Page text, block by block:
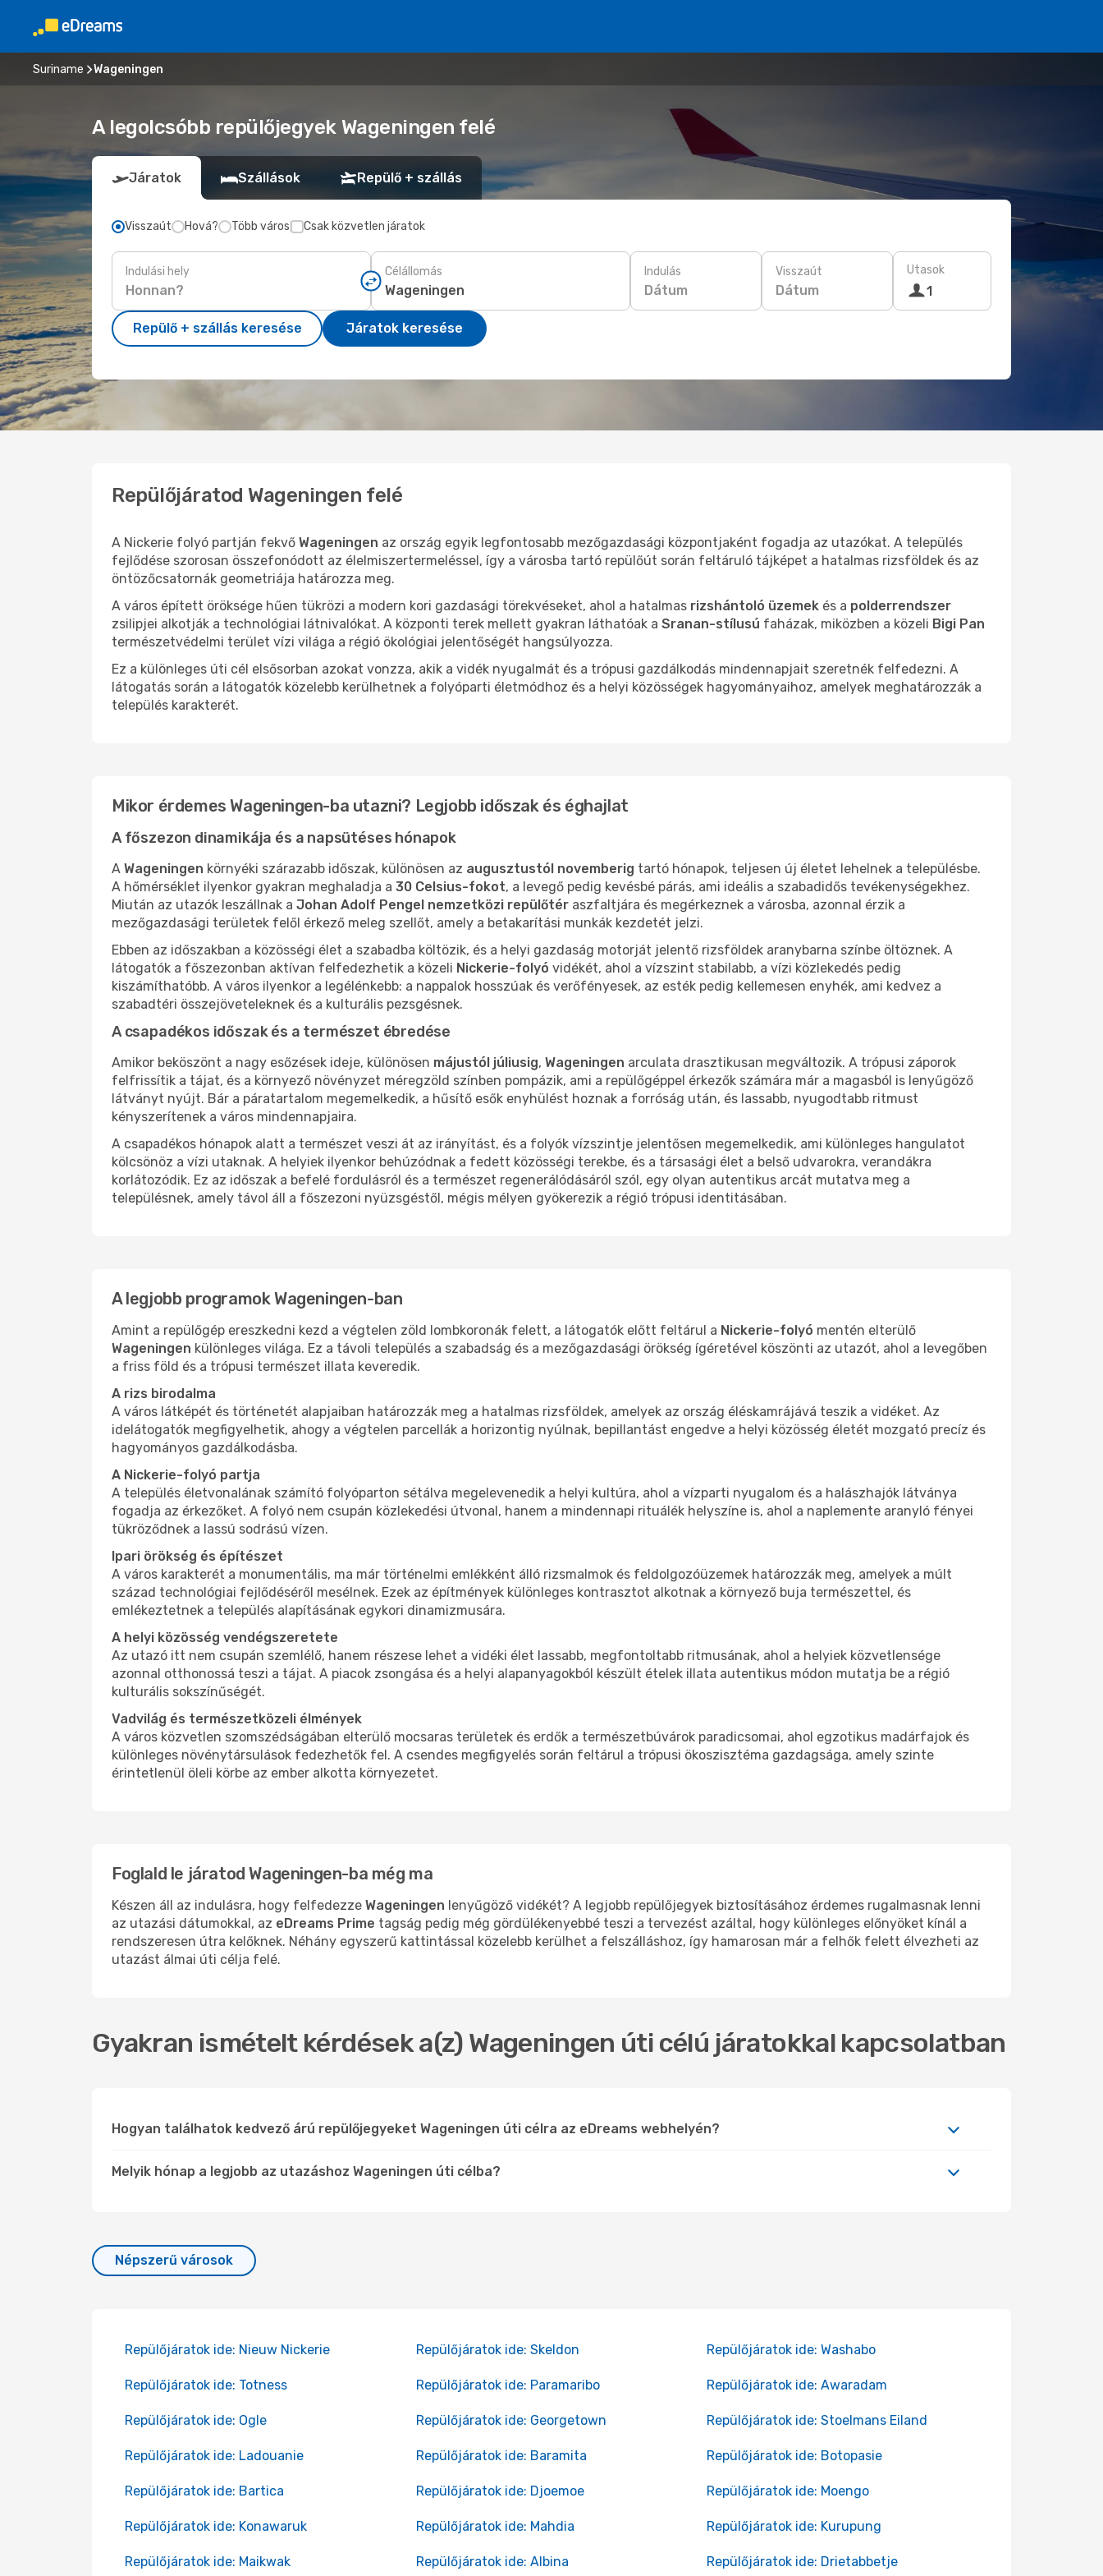
Suriname Wageningen
A legolcsóbb repülőjegyek Wageningen felé
Járatok Szállások Repülő + szállás
Visszaút Hová? Több város Csak közvetlen járatok
Indulási hely Célállomás Indulás
Dátum
Visszaút
Dátum
Utasok
1
Repülő + szállás keresése Járatok keresése
Repülőjáratod Wageningen felé
A Nickerie folyó partján fekvő Wageningen az ország egyik legfontosabb mezőgazdasági központjaként fogadja az utazókat. A település
fejlődése szorosan összefonódott az élelmiszertermeléssel, így a városba tartó repülőút során feltáruló tájképet a hatalmas rizsföldek és az
öntözőcsatornák geometriája határozza meg.
A város épített öröksége hűen tükrözi a modern kori gazdasági törekvéseket, ahol a hatalmas rizshántoló üzemek és a polderrendszer
zsilipjei alkotják a technológiai látnivalókat. A központi terek mellett gyakran láthatóak a Sranan-stílusú faházak, miközben a közeli Bigi Pan
természetvédelmi terület vízi világa a régió ökológiai jelentőségét hangsúlyozza.
Ez a különleges úti cél elsősorban azokat vonzza, akik a vidék nyugalmát és a trópusi gazdálkodás mindennapjait szeretnék felfedezni. A
látogatás során a látogatók közelebb kerülhetnek a folyóparti életmódhoz és a helyi közösségek hagyományaihoz, amelyek meghatározzák a
település karakterét.
Mikor érdemes Wageningen-ba utazni? Legjobb időszak és éghajlat
A főszezon dinamikája és a napsütéses hónapok
A Wageningen környéki szárazabb időszak, különösen az augusztustól novemberig tartó hónapok, teljesen új életet lehelnek a településbe.
A hőmérséklet ilyenkor gyakran meghaladja a 30 Celsius-fokot, a levegő pedig kevésbé párás, ami ideális a szabadidős tevékenységekhez.
Miután az utazók leszállnak a Johan Adolf Pengel nemzetközi repülőtér aszfaltjára és megérkeznek a városba, azonnal érzik a
mezőgazdasági területek felől érkező meleg szellőt, amely a betakarítási munkák kezdetét jelzi.
Ebben az időszakban a közösségi élet a szabadba költözik, és a helyi gazdaság motorját jelentő rizsföldek aranybarna színbe öltöznek. A
látogatók a főszezonban aktívan felfedezhetik a közeli Nickerie-folyó vidékét, ahol a vízszint stabilabb, a vízi közlekedés pedig
kiszámíthatóbb. A város ilyenkor a legélénkebb: a nappalok hosszúak és verőfényesek, az esték pedig kellemesen enyhék, ami kedvez a
szabadtéri összejöveteleknek és a kulturális pezsgésnek.
A csapadékos időszak és a természet ébredése
Amikor beköszönt a nagy esőzések ideje, különösen májustól júliusig, Wageningen arculata drasztikusan megváltozik. A trópusi záporok
felfrissítik a tájat, és a környező növényzet méregzöld színben pompázik, ami a repülőgéppel érkezők számára már a magasból is lenyűgöző
látványt nyújt. Bár a páratartalom megemelkedik, a hűsítő esők enyhülést hoznak a forróság után, és lassabb, nyugodtabb ritmust
kényszerítenek a város mindennapjaira.
A csapadékos hónapok alatt a természet veszi át az irányítást, és a folyók vízszintje jelentősen megemelkedik, ami különleges hangulatot
kölcsönöz a vízi utaknak. A helyiek ilyenkor behúzódnak a fedett közösségi terekbe, és a társasági élet a belső udvarokra, verandákra
korlátozódik. Ez az időszak a befelé fordulásról és a természet regenerálódásáról szól, egy olyan autentikus arcát mutatva meg a
településnek, amely távol áll a főszezoni nyüzsgéstől, mégis mélyen gyökerezik a régió trópusi identitásában.
A legjobb programok Wageningen-ban
Amint a repülőgép ereszkedni kezd a végtelen zöld lombkoronák felett, a látogatók előtt feltárul a Nickerie-folyó mentén elterülő
Wageningen különleges világa. Ez a távoli település a szabadság és a mezőgazdasági örökség ígéretével köszönti az utazót, ahol a levegőben
a friss föld és a trópusi természet illata keveredik.
A rizs birodalma
A város látképét és történetét alapjaiban határozzák meg a hatalmas rizsföldek, amelyek az ország éléskamrájává teszik a vidéket. Az
idelátogatók megfigyelhetik, ahogy a végtelen parcellák a horizontig nyúlnak, bepillantást engedve a helyi közösség életét mozgató precíz és
hagyományos gazdálkodásba.
A Nickerie-folyó partja
A település életvonalának számító folyóparton sétálva megelevenedik a helyi kultúra, ahol a vízparti nyugalom és a halászhajók látványa
fogadja az érkezőket. A folyó nem csupán közlekedési útvonal, hanem a mindennapi rituálék helyszíne is, ahol a naplemente aranyló fényei
tükröződnek a lassú sodrású vízen.
Ipari örökség és építészet
A város karakterét a monumentális, ma már történelmi emlékként álló rizsmalmok és feldolgozóüzemek határozzák meg, amelyek a múlt
század technológiai fejlődéséről mesélnek. Ezek az építmények különleges kontrasztot alkotnak a környező buja természettel, és
emlékeztetnek a település alapításának egykori dinamizmusára.
A helyi közösség vendégszeretete
Az utazó itt nem csupán szemlélő, hanem részese lehet a vidéki élet lassabb, megfontoltabb ritmusának, ahol a helyiek közvetlensége
azonnal otthonossá teszi a tájat. A piacok zsongása és a helyi alapanyagokból készült ételek illata autentikus módon mutatja be a régió
kulturális sokszínűségét.
Vadvilág és természetközeli élmények
A város közvetlen szomszédságában elterülő mocsaras területek és erdők a természetbúvárok paradicsomai, ahol egzotikus madárfajok és
különleges növénytársulások fedezhetők fel. A csendes megfigyelés során feltárul a trópusi ökoszisztéma gazdagsága, amely szinte
érintetlenül öleli körbe az ember alkotta környezetet.
Foglald le járatod Wageningen-ba még ma
Készen áll az indulásra, hogy felfedezze Wageningen lenyűgöző vidékét? A legjobb repülőjegyek biztosításához érdemes rugalmasnak lenni
az utazási dátumokkal, az eDreams Prime tagság pedig még gördülékenyebbé teszi a tervezést azáltal, hogy különleges előnyöket kínál a
rendszeresen útra kelőknek. Néhány egyszerű kattintással közelebb kerülhet a felszálláshoz, így hamarosan már a felhők felett élvezheti az
utazást álmai úti célja felé.
Gyakran ismételt kérdések a(z) Wageningen úti célú járatokkal kapcsolatban
Hogyan találhatok kedvező árú repülőjegyeket Wageningen úti célra az eDreams webhelyén?
Melyik hónap a legjobb az utazáshoz Wageningen úti célba?
Népszerű városok
Repülőjáratok ide: Nieuw Nickerie Repülőjáratok ide: Skeldon Repülőjáratok ide: Washabo
Repülőjáratok ide: Totness Repülőjáratok ide: Paramaribo Repülőjáratok ide: Awaradam
Repülőjáratok ide: Ogle Repülőjáratok ide: Georgetown Repülőjáratok ide: Stoelmans Eiland
Repülőjáratok ide: Ladouanie Repülőjáratok ide: Baramita Repülőjáratok ide: Botopasie
Repülőjáratok ide: Bartica Repülőjáratok ide: Djoemoe Repülőjáratok ide: Moengo
Repülőjáratok ide: Konawaruk Repülőjáratok ide: Mahdia Repülőjáratok ide: Kurupung
Repülőjáratok ide: Maikwak Repülőjáratok ide: Albina Repülőjáratok ide: Drietabbetje